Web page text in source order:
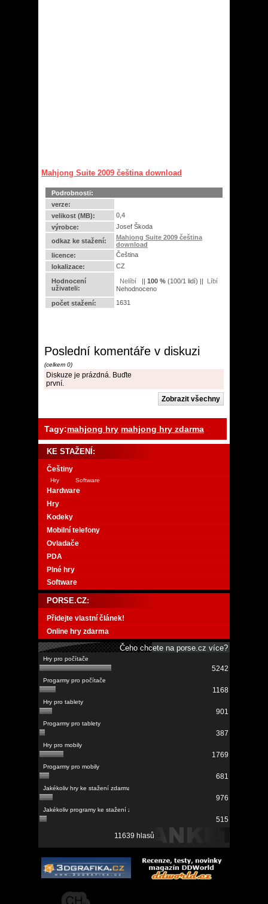
Mahjong Suite 2009 čeština download
Podrobnosti:
verze:
velikost (MB):
0,4
výrobce:
Josef Škoda
odkaz ke stažení:
Mahjong Suite 2009 čeština
download
licence:
Čeština
lokalizace:
CZ
Hodnocení
uživateli:
|| 100 % (100/1 lidí) ||
Nehodnoceno
počet stažení:
1631
Poslední komentáře v diskuzi
(celkem 0)
Diskuze je prázdná. Buďte
první.
Tagy:mahjong hry mahjong hry zdarma
KE STAŽENÍ:
Češtiny
Hry Software
Hardware
Hry
Kodeky
Mobilní telefony
Ovladače
PDA
Plné hry
Software
PORSE.CZ:
Přidejte vlastní článek!
Online hry zdarma
Čeho chcete na porse.cz více?
5242
1168
901
387
1769
681
976
515
11639 hlasů